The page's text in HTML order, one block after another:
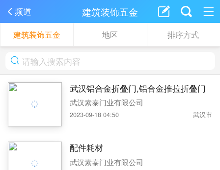
频道 建筑装饰五金
建筑装饰五金 地区 排序方式
武汉铝合金折叠门,铝合金推拉折叠门
武汉素泰门业有限公司
2023-09-18 04:50 武汉市
配件耗材
武汉素泰门业有限公司